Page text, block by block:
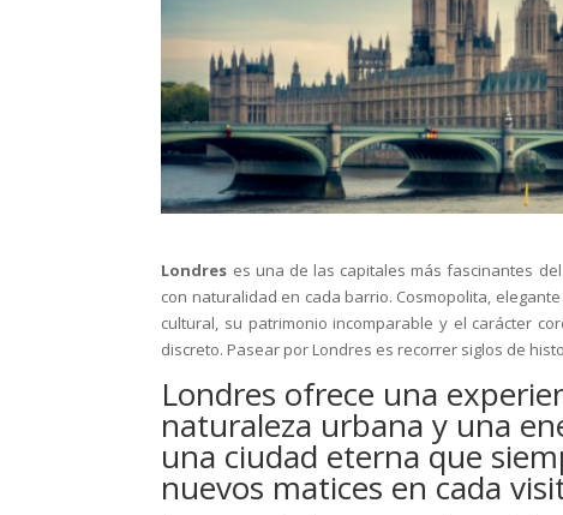
Londres es una de las capitales más fascinantes
con naturalidad en cada barrio. Cosmopolita,
cultural, su patrimonio incomparable y el carácter
discreto. Pasear por Londres es recorrer siglos de
Londres ofrece una
naturaleza urbana y una
una ciudad eterna que
nuevos matices en cada